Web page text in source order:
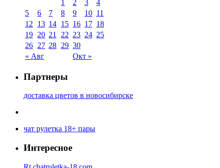
« Авг Окт »
1 2 3
4
5
6 7 8 9 10 11
12
13 14 15 16 17 18
19 20 21 22 23 24 25
26 27 28 29 30
Партнеры
доставка цветов в новосибирске
чат рулетка 18+ пары
Интересное